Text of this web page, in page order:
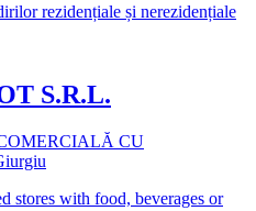
rezidențiale și nerezidențiale
S.R.L.
CU
stores with food, beverages or